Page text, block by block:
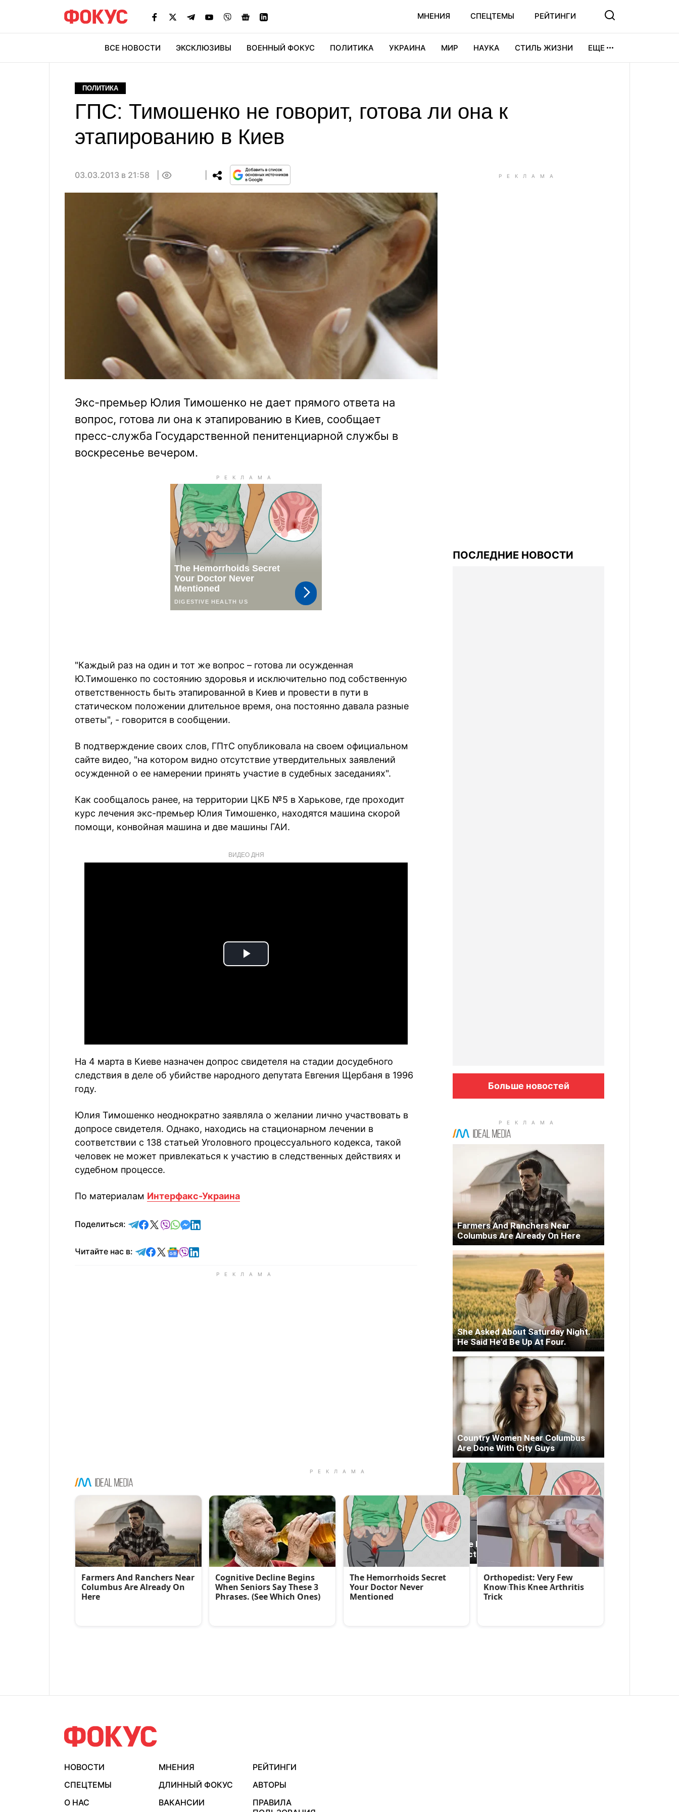
МНЕНИЯ СПЕЦТЕМЫ РЕЙТИНГИ
ВСЕ НОВОСТИ ЭКСКЛЮЗИВЫ ВОЕННЫЙ ФОКУС ПОЛИТИКА УКРАИНА МИР НАУКА СТИЛЬ ЖИЗНИ ЕЩЕ
ПОЛИТИКА
ГПС: Тимошенко не говорит, готова ли она к
этапированию в Киев
03.03.2013 в 21:58
Экс-премьер Юлия Тимошенко не дает прямого ответа на
вопрос, готова ли она к этапированию в Киев, сообщает
пресс-служба Государственной пенитенциарной службы в
воскресенье вечером.
"Каждый раз на один и тот же вопрос – готова ли осужденная
Ю.Тимошенко по состоянию здоровья и исключительно под собственную
ответственность быть этапированной в Киев и провести в пути в
статическом положении длительное время, она постоянно давала разные
ответы", - говорится в сообщении.
В подтверждение своих слов, ГПтС опубликовала на своем официальном
сайте видео, "на котором видно отсутствие утвердительных заявлений
осужденной о ее намерении принять участие в судебных заседаниях".
Как сообщалось ранее, на территории ЦКБ №5 в Харькове, где проходит
курс лечения экс-премьер Юлия Тимошенко, находятся машина скорой
помощи, конвойная машина и две машины ГАИ.
ВИДЕО ДНЯ
Play
На 4 марта в Киеве назначен допрос свидетеля на стадии досудебного
следствия в деле об убийстве народного депутата Евгения Щербаня в 1996
году.
Юлия Тимошенко неоднократно заявляла о желании лично участвовать в
допросе свидетеля. Однако, находись на стационарном лечении в
соответствии с 138 статьей Уголовного процессуального кодекса, такой
человек не может привлекаться к участию в следственных действиях и
судебном процессе.
По материалам Интерфакс-Украина
Поделиться: отправить в Telegram
поделиться в Facebook
поделиться в X
отправить в Viber
отправить в Whatsapp
отправить в Messenger
отправить в LinkedIn
Читайте нас в: Читайте в Telegram
Читайте в Facebook
Читайте в X
Читайте в Google news
Читайте в Viber
Читайте в LinkedIn
ПОСЛЕДНИЕ НОВОСТИ
Больше новостей
НОВОСТИ МНЕНИЯ
РЕЙТИНГИ
СПЕЦТЕМЫ
ДЛИННЫЙ ФОКУС
АВТОРЫ
О НАС
ВАКАНСИИ
ПРАВИЛА